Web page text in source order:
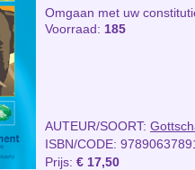
Omgaan met uw
Voorraad: 185
AUTEUR/SOORT:
ISBN/CODE:
Prijs: € 17,50